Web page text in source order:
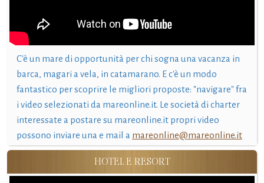
C'è un mare di opportunità per chi sogna una vacanza in
barca, magari a vela, in catamarano. E c'è un modo
fantastico per scoprire le migliori proposte: "navigare" fra
i video selezionati da mareonline.it. Le società di charter
interessate a postare su mareonline.it propri video
possono inviare una e mail a mareonline@mareonline.it
HOTEL E RESORT